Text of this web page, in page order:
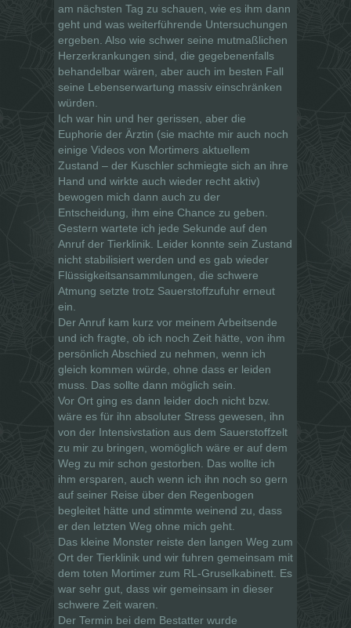
am nächsten Tag zu schauen, wie es ihm dann
geht und was weiterführende Untersuchungen
ergeben. Also wie schwer seine mutmaßlichen
Herzerkrankungen sind, die gegebenenfalls
behandelbar wären, aber auch im besten Fall
seine Lebenserwartung massiv einschränken
würden.
Ich war hin und her gerissen, aber die
Euphorie der Ärztin (sie machte mir auch noch
einige Videos von Mortimers aktuellem
Zustand – der Kuschler schmiegte sich an ihre
Hand und wirkte auch wieder recht aktiv)
bewogen mich dann auch zu der
Entscheidung, ihm eine Chance zu geben.
Gestern wartete ich jede Sekunde auf den
Anruf der Tierklinik. Leider konnte sein Zustand
nicht stabilisiert werden und es gab wieder
Flüssigkeitsansammlungen, die schwere
Atmung setzte trotz Sauerstoffzufuhr erneut
ein.
Der Anruf kam kurz vor meinem Arbeitsende
und ich fragte, ob ich noch Zeit hätte, von ihm
persönlich Abschied zu nehmen, wenn ich
gleich kommen würde, ohne dass er leiden
muss. Das sollte dann möglich sein.
Vor Ort ging es dann leider doch nicht bzw.
wäre es für ihn absoluter Stress gewesen, ihn
von der Intensivstation aus dem Sauerstoffzelt
zu mir zu bringen, womöglich wäre er auf dem
Weg zu mir schon gestorben. Das wollte ich
ihm ersparen, auch wenn ich ihn noch so gern
auf seiner Reise über den Regenbogen
begleitet hätte und stimmte weinend zu, dass
er den letzten Weg ohne mich geht.
Das kleine Monster reiste den langen Weg zum
Ort der Tierklinik und wir fuhren gemeinsam mit
dem toten Mortimer zum RL-Gruselkabinett. Es
war sehr gut, dass wir gemeinsam in dieser
schwere Zeit waren.
Der Termin bei dem Bestatter wurde